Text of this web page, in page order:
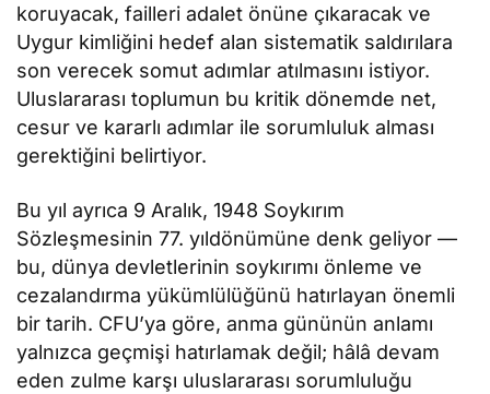
koruyacak, failleri adalet önüne çıkaracak ve
Uygur kimliğini hedef alan sistematik saldırılara
son verecek somut adımlar atılmasını istiyor.
Uluslararası toplumun bu kritik dönemde net,
cesur ve kararlı adımlar ile sorumluluk alması
gerektiğini belirtiyor.
Bu yıl ayrıca 9 Aralık, 1948 Soykırım
Sözleşmesinin 77. yıldönümüne denk geliyor —
bu, dünya devletlerinin soykırımı önleme ve
cezalandırma yükümlülüğünü hatırlayan önemli
bir tarih. CFU’ya göre, anma gününün anlamı
yalnızca geçmişi hatırlamak değil; hâlâ devam
eden zulme karşı uluslararası sorumluluğu